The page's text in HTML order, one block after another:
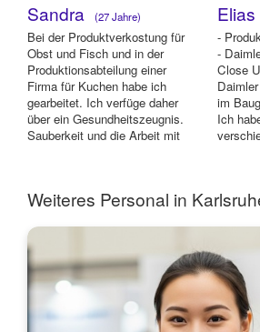
Sandra (27 Jahre)
Bei der Produktverkostung für
Obst und Fisch und in der
Produktionsabteilung einer
Firma für Kuchen habe ich
gearbeitet. Ich verfüge daher
über ein Gesundheitszeugnis.
Sauberkeit und die Arbeit mit
Elias
-
-
Close
im
Ich
Weiteres Personal in